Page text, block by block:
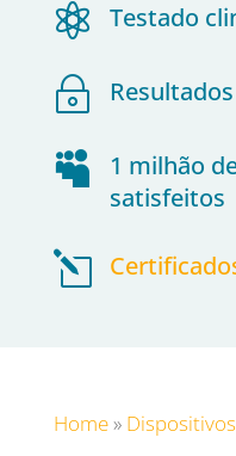
 Testado
~

1 milhão
satisfeitos
l
Home» Dispositivos